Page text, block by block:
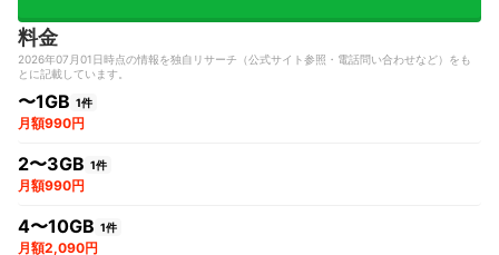
料金
2026年07月01日時点の情報を独自リサーチ（公式サイト参照・電話問い合わせなど）をも
とに記載しています。
〜1GB 1件
月額990円
2〜3GB 1件
月額990円
4〜10GB 1件
月額2,090円